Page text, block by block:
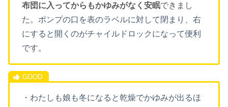
布団に入ってからもかゆみがなく安眠できまし
た。 ポンプの口を表のラベルに対して閉まり、右
にすると開くのがチャイルドロックになって便利
です。
・わたしも娘も冬になると乾燥でかゆみが出るほ